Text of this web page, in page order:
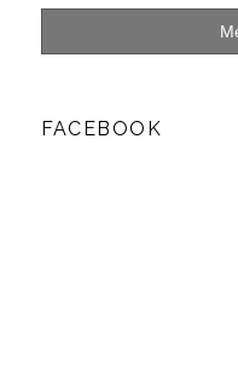
FACEBOOK